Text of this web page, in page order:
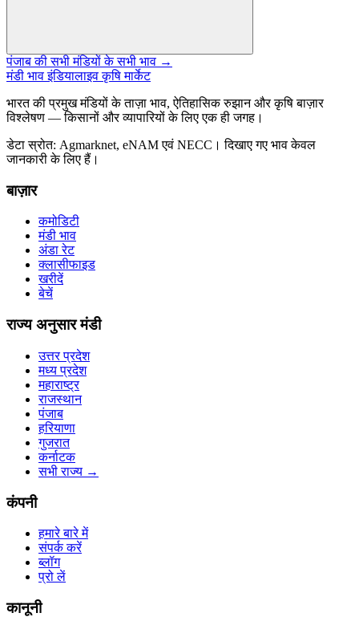
पंजाब की सभी मंडियों के सभी भाव →
मंडी भाव इंडियालाइव कृषि मार्केट
भारत की प्रमुख मंडियों के ताज़ा भाव, ऐतिहासिक रुझान और कृषि बाज़ार
विश्लेषण — किसानों और व्यापारियों के लिए एक ही जगह।
डेटा स्रोत: Agmarknet, eNAM एवं NECC। दिखाए गए भाव केवल
जानकारी के लिए हैं।
बाज़ार
कमोडिटी
मंडी भाव
अंडा रेट
क्लासीफाइड
खरीदें
बेचें
राज्य अनुसार मंडी
उत्तर प्रदेश
मध्य प्रदेश
महाराष्ट्र
राजस्थान
पंजाब
हरियाणा
गुजरात
कर्नाटक
सभी राज्य →
कंपनी
हमारे बारे में
संपर्क करें
ब्लॉग
प्रो लें
कानूनी